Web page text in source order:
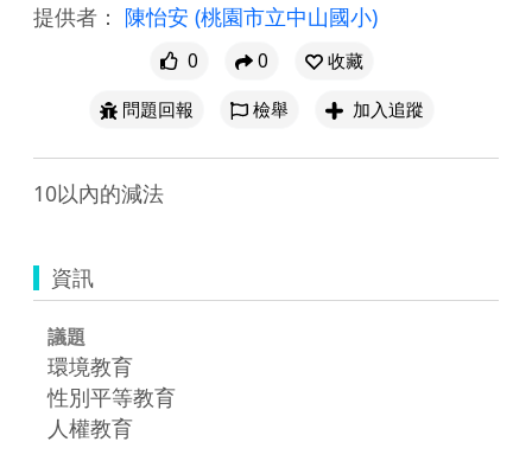
提供者： 陳怡安 (桃園市立中山國小)
0 0
收藏
問題回報
檢舉 加入追蹤
10以內的減法
資訊
議題
環境教育
性別平等教育
人權教育